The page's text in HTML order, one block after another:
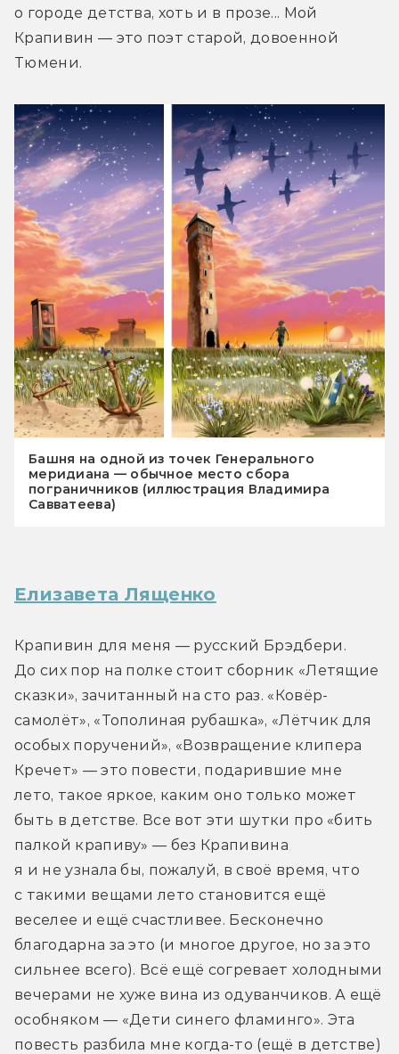
о городе детства, хоть и в прозе... Мой
Крапивин — это поэт старой, довоенной
Тюмени.
Башня на одной из точек Генерального
меридиана — обычное место сбора
пограничников (иллюстрация Владимира
Савватеева)
Елизавета Лященко
Крапивин для меня — русский Брэдбери.
До сих пор на полке стоит сборник «Летящие
сказки», зачитанный на сто раз. «Ковёр-
самолёт», «Тополиная рубашка», «Лётчик для
особых поручений», «Возвращение клипера
Кречет» — это повести, подарившие мне
лето, такое яркое, каким оно только может
быть в детстве. Все вот эти шутки про «бить
палкой крапиву» — без Крапивина
я и не узнала бы, пожалуй, в своё время, что
с такими вещами лето становится ещё
веселее и ещё счастливее. Бесконечно
благодарна за это (и многое другое, но за это
сильнее всего). Всё ещё согревает холодными
вечерами не хуже вина из одуванчиков. А ещё
особняком — «Дети синего фламинго». Эта
повесть разбила мне когда-то (ещё в детстве)